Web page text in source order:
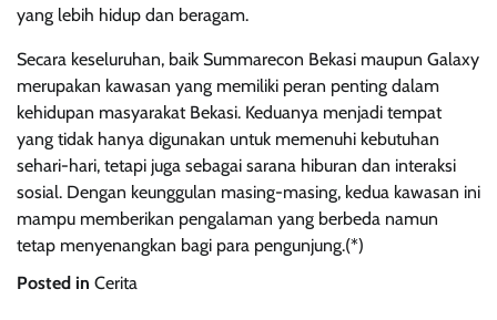
yang lebih hidup dan beragam.
Secara keseluruhan, baik Summarecon Bekasi maupun Galaxy
merupakan kawasan yang memiliki peran penting dalam
kehidupan masyarakat Bekasi. Keduanya menjadi tempat
yang tidak hanya digunakan untuk memenuhi kebutuhan
sehari-hari, tetapi juga sebagai sarana hiburan dan interaksi
sosial. Dengan keunggulan masing-masing, kedua kawasan ini
mampu memberikan pengalaman yang berbeda namun
tetap menyenangkan bagi para pengunjung.(*)
Posted in Cerita